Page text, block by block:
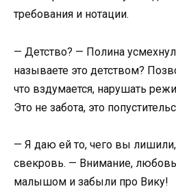
требования и нотации.
— Детство? — Полина
называете это детством?
что вздумается, нарушать
Это не забота, это
— Я даю ей то, чего вы
свекровь. — Внимание,
малышом и забыли про Вику!